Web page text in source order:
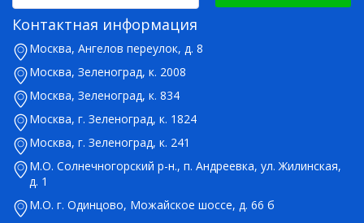
Контактная информация
Москва, Ангелов переулок, д. 8
Москва, Зеленоград, к. 2008
Москва, Зеленоград, к. 834
Москва, г. Зеленоград, к. 1824
Москва, г. Зеленоград, к. 241
М.О. Солнечногорский р-н., п. Андреевка, ул. Жилинская,
д. 1
М.О. г. Одинцово, Можайское шоссе, д. 66 б